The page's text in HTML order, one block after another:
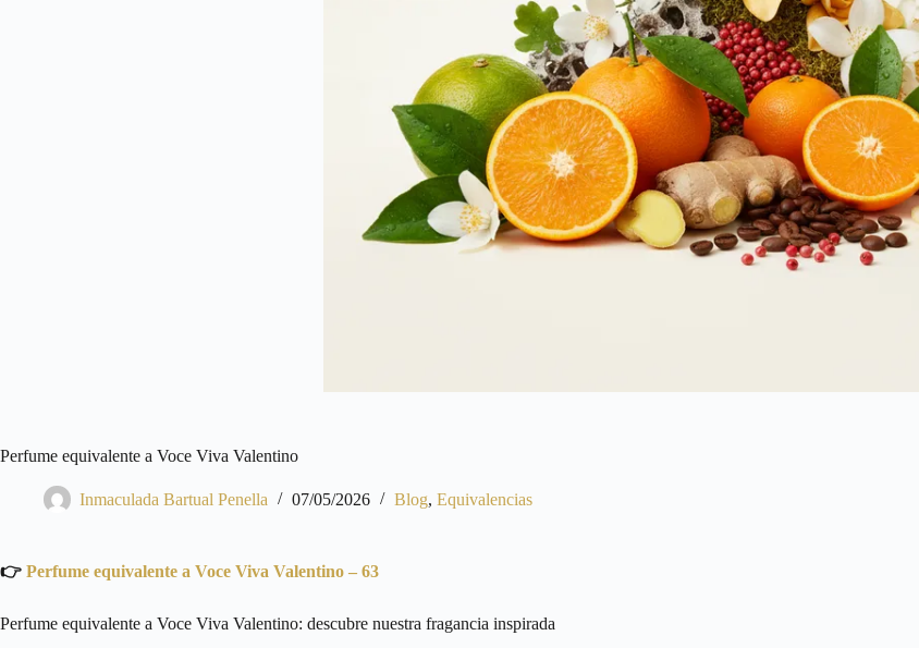
Perfume equivalente a Voce Viva Valentino
Inmaculada Bartual Penella 07/05/2026 Blog, Equivalencias
👉 Perfume equivalente a Voce Viva Valentino – 63
Perfume equivalente a Voce Viva Valentino: descubre nuestra fragancia inspirada